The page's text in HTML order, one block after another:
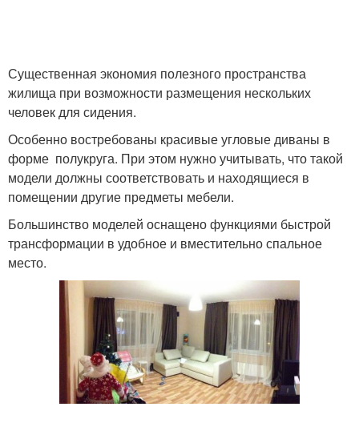
Существенная экономия полезного пространства
жилища при возможности размещения нескольких
человек для сидения.
Особенно востребованы красивые угловые диваны в
форме полукруга. При этом нужно учитывать, что такой
модели должны соответствовать и находящиеся в
помещении другие предметы мебели.
Большинство моделей оснащено функциями быстрой
трансформации в удобное и вместительно спальное
место.